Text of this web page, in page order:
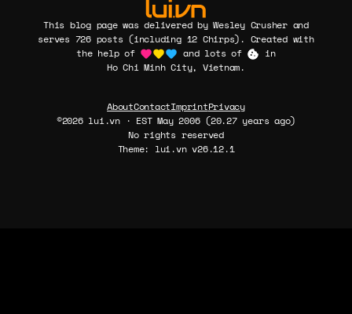
This blog page was delivered by Wesley Crusher and
serves 726 posts (including 12 Chirps). Created with
the help of
and lots of
in
Ho Chi Minh City, Vietnam.
AboutContactImprintPrivacy
©2026 lui.vn · EST May 2006 (20.27 years ago)
No rights reserved
Theme: lui.vn v26.12.1